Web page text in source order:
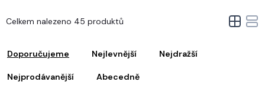
Doporučujeme Nejlevnější Nejdražší
Nejprodávanější Abecedně
Celkem nalezeno 45 produktů
V
ý
i
p